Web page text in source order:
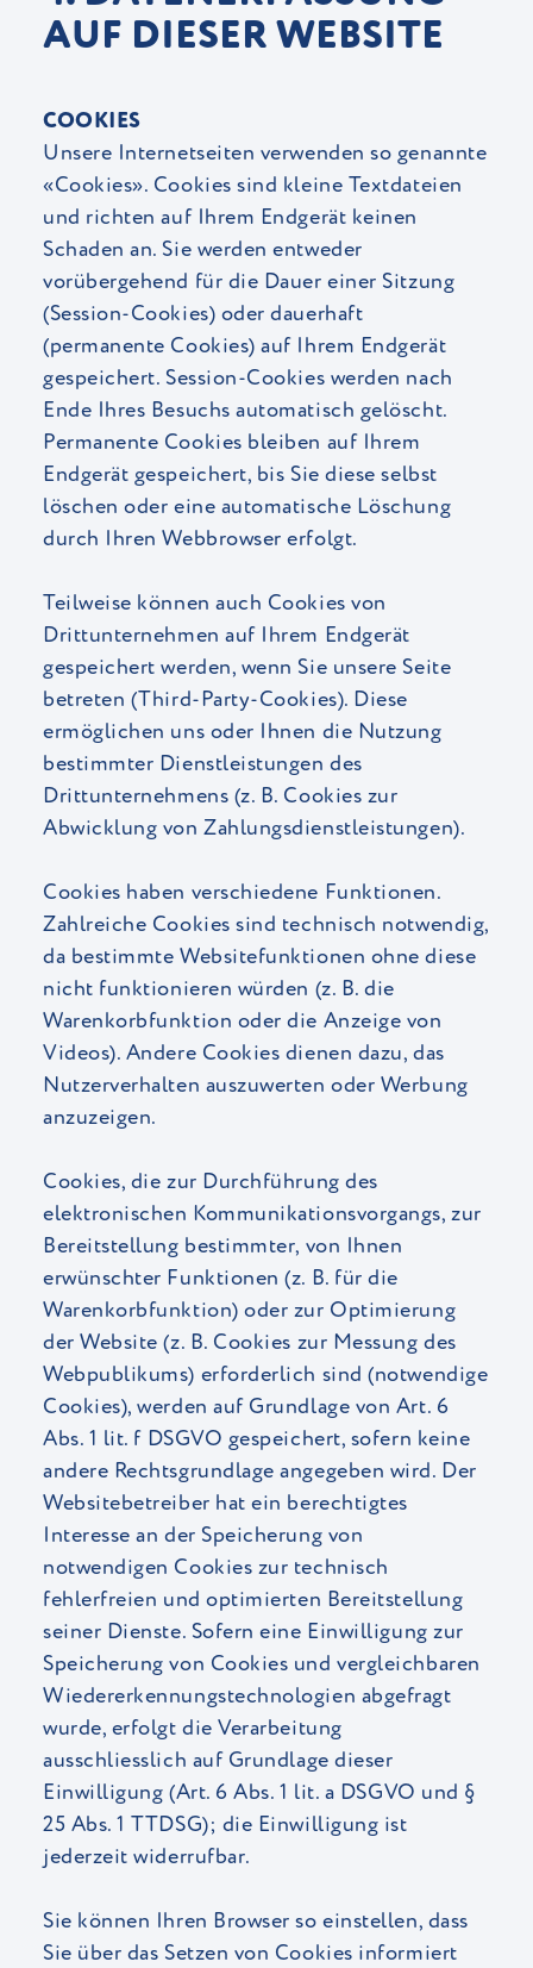
AUF DIESER WEBSITE
COOKIES
Unsere Internetseiten verwenden so genannte
«Cookies». Cookies sind kleine Textdateien
und richten auf Ihrem Endgerät keinen
Schaden an. Sie werden entweder
vorübergehend für die Dauer einer Sitzung
(Session-Cookies) oder dauerhaft
(permanente Cookies) auf Ihrem Endgerät
gespeichert. Session-Cookies werden nach
Ende Ihres Besuchs automatisch gelöscht.
Permanente Cookies bleiben auf Ihrem
Endgerät gespeichert, bis Sie diese selbst
löschen oder eine automatische Löschung
durch Ihren Webbrowser erfolgt.
Teilweise können auch Cookies von
Drittunternehmen auf Ihrem Endgerät
gespeichert werden, wenn Sie unsere Seite
betreten (Third-Party-Cookies). Diese
ermöglichen uns oder Ihnen die Nutzung
bestimmter Dienstleistungen des
Drittunternehmens (z. B. Cookies zur
Abwicklung von Zahlungsdienstleistungen).
Cookies haben verschiedene Funktionen.
Zahlreiche Cookies sind technisch notwendig,
da bestimmte Websitefunktionen ohne diese
nicht funktionieren würden (z. B. die
Warenkorbfunktion oder die Anzeige von
Videos). Andere Cookies dienen dazu, das
Nutzerverhalten auszuwerten oder Werbung
anzuzeigen.
Cookies, die zur Durchführung des
elektronischen Kommunikationsvorgangs, zur
Bereitstellung bestimmter, von Ihnen
erwünschter Funktionen (z. B. für die
Warenkorbfunktion) oder zur Optimierung
der Website (z. B. Cookies zur Messung des
Webpublikums) erforderlich sind (notwendige
Cookies), werden auf Grundlage von Art. 6
Abs. 1 lit. f DSGVO gespeichert, sofern keine
andere Rechtsgrundlage angegeben wird. Der
Websitebetreiber hat ein berechtigtes
Interesse an der Speicherung von
notwendigen Cookies zur technisch
fehlerfreien und optimierten Bereitstellung
seiner Dienste. Sofern eine Einwilligung zur
Speicherung von Cookies und vergleichbaren
Wiedererkennungstechnologien abgefragt
wurde, erfolgt die Verarbeitung
ausschliesslich auf Grundlage dieser
Einwilligung (Art. 6 Abs. 1 lit. a DSGVO und §
25 Abs. 1 TTDSG); die Einwilligung ist
jederzeit widerrufbar.
Sie können Ihren Browser so einstellen, dass
Sie über das Setzen von Cookies informiert